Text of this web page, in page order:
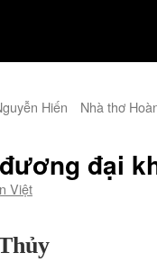
Hiến
Nhà thơ
đại
Việt